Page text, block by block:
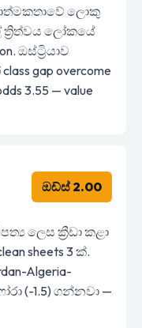
ලොකු
ත්‍රිත්වය ලෝකයේ
ඔස්ට්‍රියාව
gap overcome
3.55 — value
ඔඩ්ස් 2.00
ලෙස ක්‍රීඩා කළා
sheets 3 ක්.
Algeria-
(-1.5) ගන්නවා —